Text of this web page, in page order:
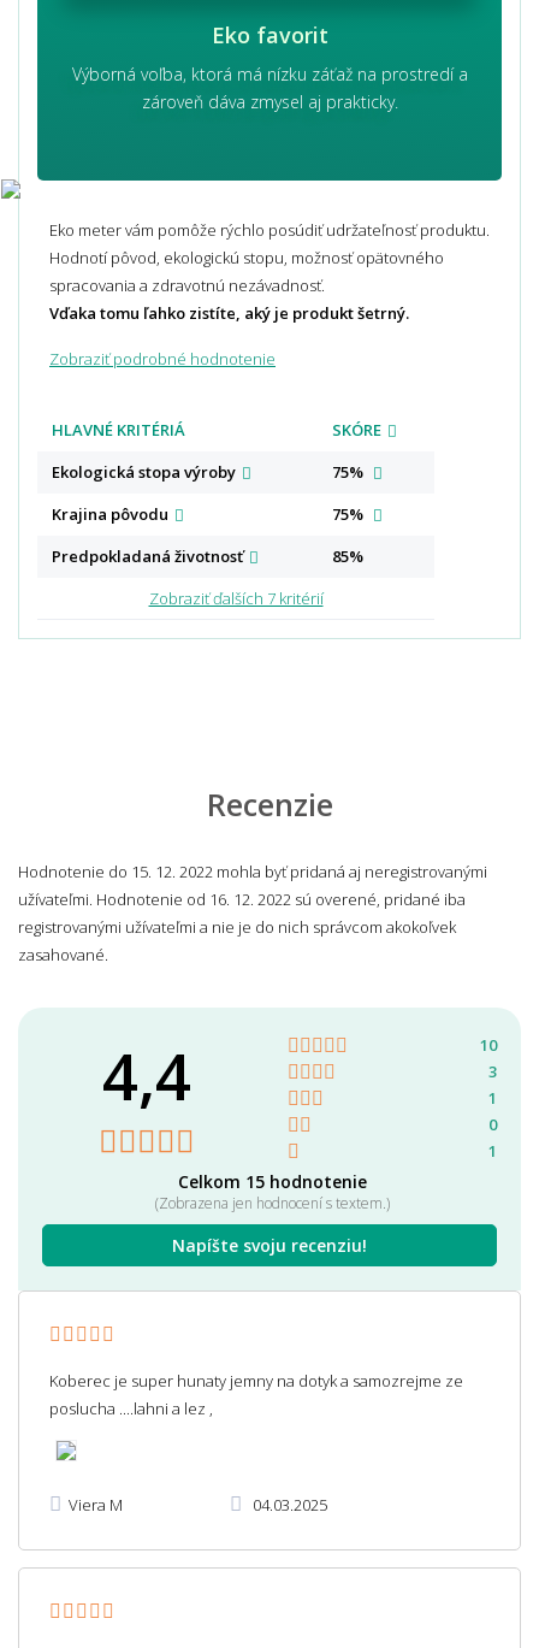
Eko favorit
Výborná voľba, ktorá má nízku záťaž na prostredí a
zároveň dáva zmysel aj prakticky.
Eko meter vám pomôže rýchlo posúdiť udržateľnosť produktu.
Hodnotí pôvod, ekologickú stopu, možnosť opätovného
spracovania a zdravotnú nezávadnosť.
Vďaka tomu ľahko zistíte, aký je produkt šetrný.
Zobraziť podrobné hodnotenie
HLAVNÉ KRITÉRIÁ
SKÓRE
Ekologická stopa výroby
75%
Krajina pôvodu
75%
Predpokladaná životnosť
85%
Zobraziť ďalších 7 kritérií
Recenzie
Hodnotenie do 15. 12. 2022 mohla byť pridaná aj neregistrovanými
užívateľmi. Hodnotenie od 16. 12. 2022 sú overené, pridané iba
registrovanými užívateľmi a nie je do nich správcom akokoľvek
zasahované.
4,4
Celkom 15 hodnotenie
(Zobrazena jen hodnocení s textem.)
Napíšte svoju recenziu!
10
3
1
0
1
Koberec je super hunaty jemny na dotyk a samozrejme ze
poslucha ....lahni a lez ,
Viera M 04.03.2025